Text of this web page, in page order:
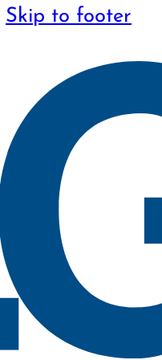
Skip to footer